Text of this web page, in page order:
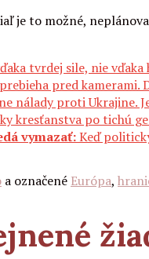
je to možné,
tvrdej sile, nie vďaka
pred kamerami.
nálady proti Ukrajine.
kresťanstva po tichú
vymazať:Keď
a označené Európa,